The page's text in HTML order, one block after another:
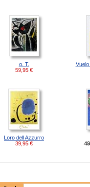
o. T.
59,95 €
Loro dell Azzurro
39,95 €